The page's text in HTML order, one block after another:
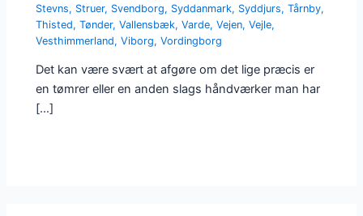
Stevns, Struer, Svendborg, Syddanmark, Syddjurs,Tårnby,
Thisted,Tønder,Vallensbæk,Varde,Vejen,Vejle,
Vesthimmerland,Viborg,Vordingborg
Det kan være svært at afgøre om det lige præcis er
en tømrer eller en anden slags håndværker man har
[…]